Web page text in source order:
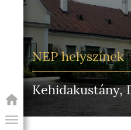
NEP helyszínek
Kehidakustány,